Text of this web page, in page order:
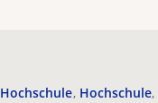
Hochschule Hochschule